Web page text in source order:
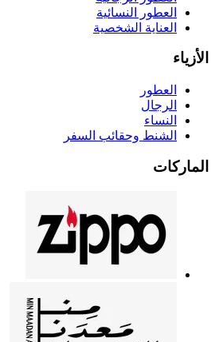
العطور النسائية
العناية الشخصية
الأزياء
العطور
الرجال
النساء
الشنط وحقائب السفر
الماركات